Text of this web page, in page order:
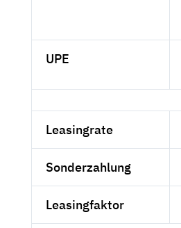
UPE
Leasingrate
Sonderzahlung
Leasingfaktor